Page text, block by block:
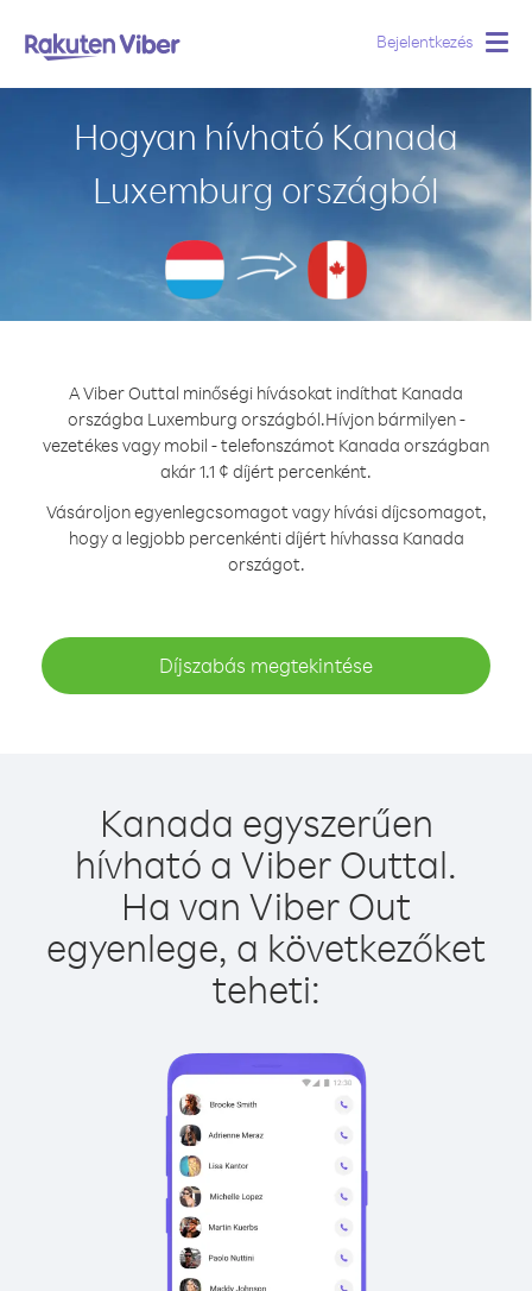
Bejelentkezés
Hogyan hívható Kanada
Luxemburg országból
A Viber Outtal minőségi hívásokat indíthat Kanada
országba Luxemburg országból.Hívjon bármilyen -
vezetékes vagy mobil - telefonszámot Kanada országban
akár 1.1 ¢ díjért percenként.
Vásároljon egyenlegcsomagot vagy hívási díjcsomagot,
hogy a legjobb percenkénti díjért hívhassa Kanada
országot.
Díjszabás megtekintése
Kanada egyszerűen
hívható a Viber Outtal.
Ha van Viber Out
egyenlege, a következőket
teheti: